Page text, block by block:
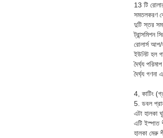
13 টি
সমতলকরণ
দুটি স্তর
ট্রান্সমিশন
রোলার্স আপ/
ইউনিট হল
দৈর্ঘ্য পরিমাপ
দৈর্ঘ্য
4, কাটিং
5. ডবল
এটা হালকা
এটি ইস্পাত
হালকা মেরু